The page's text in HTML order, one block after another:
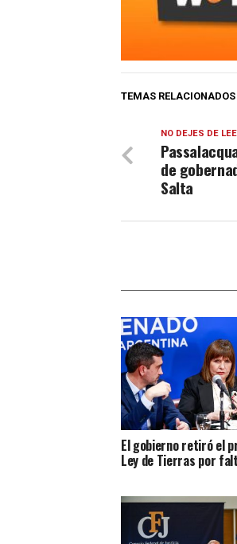
TEMAS RELACIONADOS
NO DEJES DE
de
Salta
El gobierno retiró el
Ley de Tierras por